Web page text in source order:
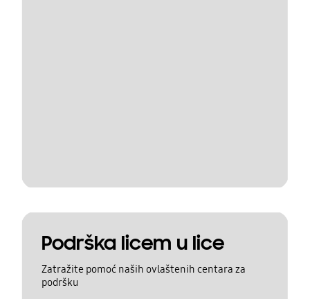
Podrška licem u lice
Zatražite pomoć naših ovlaštenih centara za
podršku